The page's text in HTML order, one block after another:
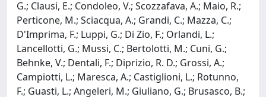
G.; Clausi, E.; Condoleo, V.; Scozzafava, A.; Maio, R.;
Perticone, M.; Sciacqua, A.; Grandi, C.; Mazza, C.;
D'Imprima, F.; Luppi, G.; Di Zio, F.; Orlandi, L.;
Lancellotti, G.; Mussi, C.; Bertolotti, M.; Cuni, G.;
Behnke, V.; Dentali, F.; Diprizio, R. D.; Grossi, A.;
Campiotti, L.; Maresca, A.; Castiglioni, L.; Rotunno,
F.; Guasti, L.; Angeleri, M.; Giuliano, G.; Brusasco, B.;